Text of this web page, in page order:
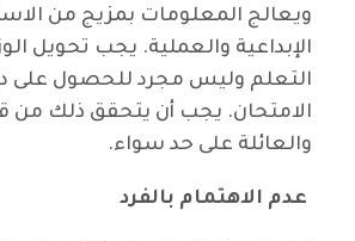
ويعالج المعلومات بمزيج من
الإبداعية والعملية. يجب تحويل
التعلم وليس مجرد للحصول على
الامتحان. يجب أن يتحقق ذلك من
والعائلة على حد سواء.
عدم الاهتمام بالفرد